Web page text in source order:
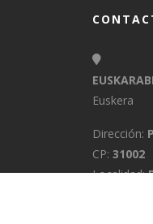
Euskera
Dirección:
CP: 31002
Localidad: